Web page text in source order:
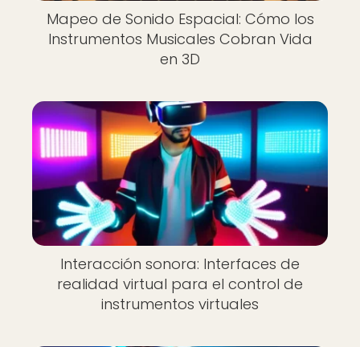
Mapeo de Sonido Espacial: Cómo los
Instrumentos Musicales Cobran Vida
en 3D
Interacción sonora: Interfaces de
realidad virtual para el control de
instrumentos virtuales